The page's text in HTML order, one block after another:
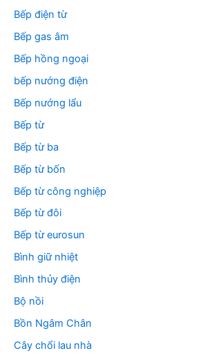
Bếp điện từ
Bếp gas âm
Bếp hồng ngoại
bếp nướng điện
Bếp nướng lẩu
Bếp từ
Bếp từ ba
Bếp từ bốn
Bếp từ công nghiệp
Bếp từ đôi
Bếp từ eurosun
Bình giữ nhiệt
Bình thủy điện
Bộ nồi
Bồn Ngâm Chân
Cây chổi lau nhà